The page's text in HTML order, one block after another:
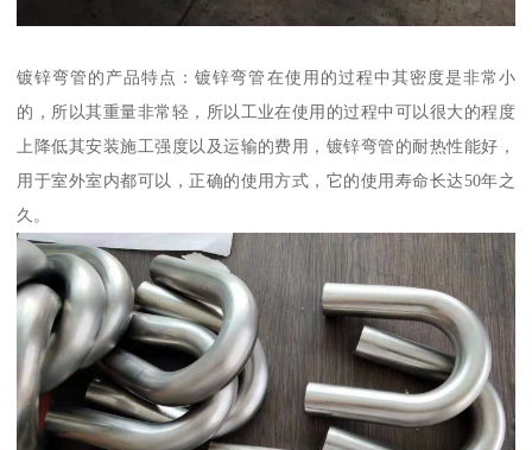
镀锌弯管的产品特点：镀锌弯管在使用的过程中其密度是非常小
的，所以其重量非常轻，所以工业在使用的过程中可以很大的程度
上降低其安装施工强度以及运输的费用，镀锌弯管的耐热性能好，
用于室外室内都可以，正确的使用方式，它的使用寿命长达50年之
久。